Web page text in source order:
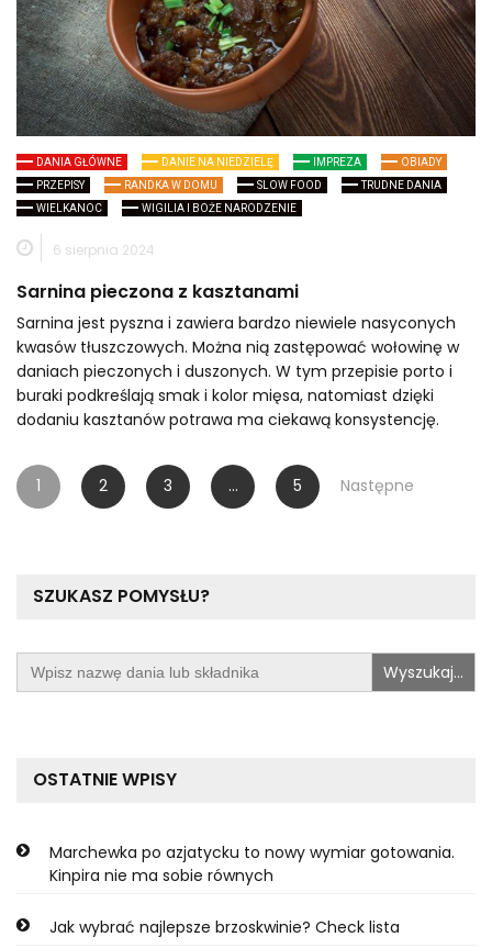
DANIA GŁÓWNE DANIE NA NIEDZIELĘ IMPREZA
OBIADY
PRZEPISY
RANDKA W DOMU SLOW FOOD
TRUDNE DANIA
WIELKANOC
WIGILIA I BOŻE NARODZENIE
6 sierpnia 2024
Sarnina pieczona z kasztanami
Sarnina jest pyszna i zawiera bardzo niewiele nasyconych
kwasów tłuszczowych. Można nią zastępować wołowinę w
daniach pieczonych i duszonych. W tym przepisie porto i
buraki podkreślają smak i kolor mięsa, natomiast dzięki
dodaniu kasztanów potrawa ma ciekawą konsystencję.
Stronicowanie
wpisów
1 2 3 … 5 Następne
SZUKASZ POMYSŁU?
Search
for:
OSTATNIE WPISY
Marchewka po azjatycku to nowy wymiar gotowania.
Kinpira nie ma sobie równych
Jak wybrać najlepsze brzoskwinie? Check lista